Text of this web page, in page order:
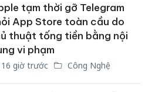
tạm thời gỡ Telegram
App Store toàn cầu do
thuật tống tiền bằng nội
vi phạm
16 giờ trước Công Nghệ